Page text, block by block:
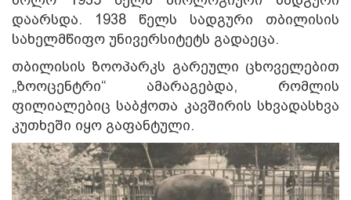
დაარსდა. 1938 წელს სადგური თბილისის
სახელმწიფო უნივერსიტეტს გადაეცა.
თბილისის ზოოპარკს გარეული ცხოველებით
„ზოოცენტრი“ ამარაგებდა, რომლის
ფილიალებიც საბჭოთა კავშირის სხვადასხვა
კუთხეში იყო გაფანტული.